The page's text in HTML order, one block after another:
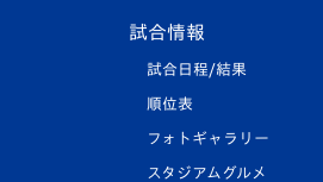
試合情報
試合日程/結果
順位表
フォトギャラリー
スタジアムグルメ